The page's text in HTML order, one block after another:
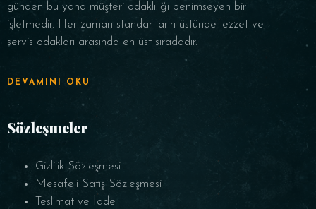
günden bu yana müşteri odaklılığı benimseyen bir
işletmedir. Her zaman standartların üstünde lezzet ve
servis odakları arasında en üst sıradadır.
DEVAMINI OKU
Sözleşmeler
Gizlilik Sözleşmesi
Mesafeli Satış Sözleşmesi
Teslimat ve İade